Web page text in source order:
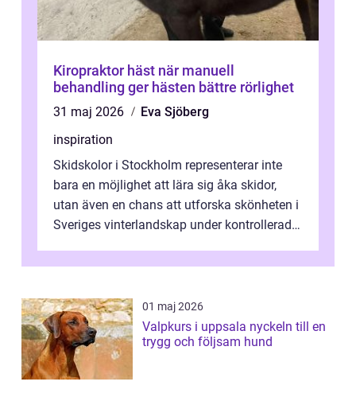
Kiropraktor häst när manuell
behandling ger hästen bättre rörlighet
31 maj 2026
Eva Sjöberg
inspiration
Skidskolor i Stockholm representerar inte
bara en möjlighet att lära sig åka skidor,
utan även en chans att utforska skönheten i
Sveriges vinterlandskap under kontrollerade
01 maj 2026
Valpkurs i uppsala nyckeln till en
trygg och följsam hund